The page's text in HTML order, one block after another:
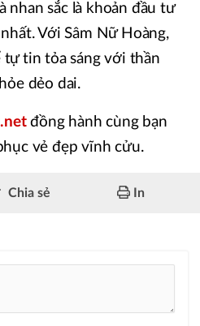
nhan sắc là khoản đầu tư
Với Sâm Nữ Hoàng,
tin tỏa sáng với thần
dẻo dai.
đồng hành cùng bạn
vẻ đẹp vĩnh cửu.
Chia sẻ In